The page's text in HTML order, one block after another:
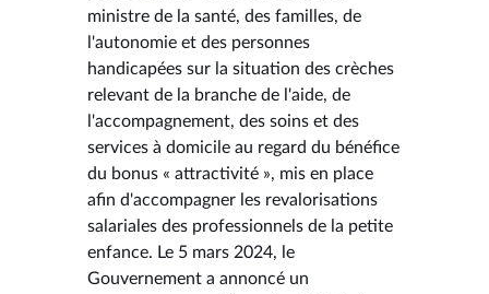
ministre de la santé, des familles, de
l'autonomie et des personnes
handicapées sur la situation des crèches
relevant de la branche de l'aide, de
l'accompagnement, des soins et des
services à domicile au regard du bénéfice
du bonus « attractivité », mis en place
afin d'accompagner les revalorisations
salariales des professionnels de la petite
enfance. Le 5 mars 2024, le
Gouvernement a annoncé un